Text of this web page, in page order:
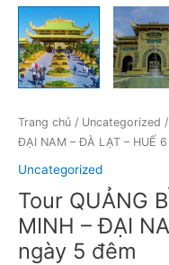
Trang chủ / Uncategorized
ĐẠI NAM – ĐÀ LẠT – HUẾ
Uncategorized
Tour QUẢNG
MINH – ĐẠI
ngày 5 đêm
ĐÀ
LẠT
–
ngày
đêm
số
lượng